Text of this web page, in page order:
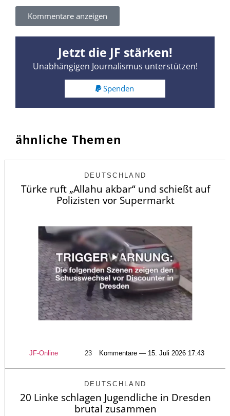
Kommentare anzeigen
Jetzt die JF stärken!
Unabhängigen Journalismus unterstützen!
Spenden
ähnliche Themen
DEUTSCHLAND
Türke ruft „Allahu akbar“ und schießt auf
Polizisten vor Supermarkt
JF-Online 23 Kommentare — 15. Juli 2026 17:43
DEUTSCHLAND
20 Linke schlagen Jugendliche in Dresden
brutal zusammen